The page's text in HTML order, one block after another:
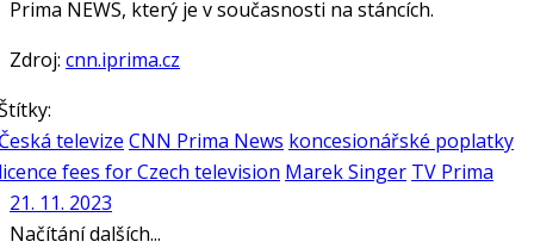
Prima NEWS, který je v současnosti na stáncích.
Zdroj: cnn.iprima.cz
televize CNN Prima News koncesionářské poplatky
fees for Czech television Marek Singer TV Prima
21. 11. 2023
Načítání dalších...